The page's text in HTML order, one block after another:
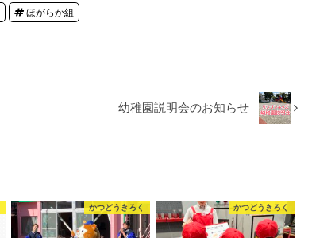
ほがらか組
幼稚園説明会のお知らせ
かつどうきろく かつどうきろく